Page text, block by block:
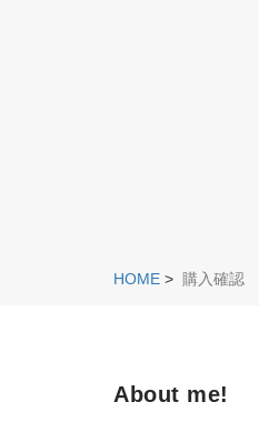
HOME > 購入確認
About me!